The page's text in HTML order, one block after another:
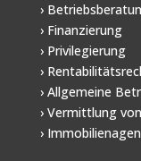
›
› Finanzierung
› Privilegierung
›
› Allgemeine
› Vermittlung
›